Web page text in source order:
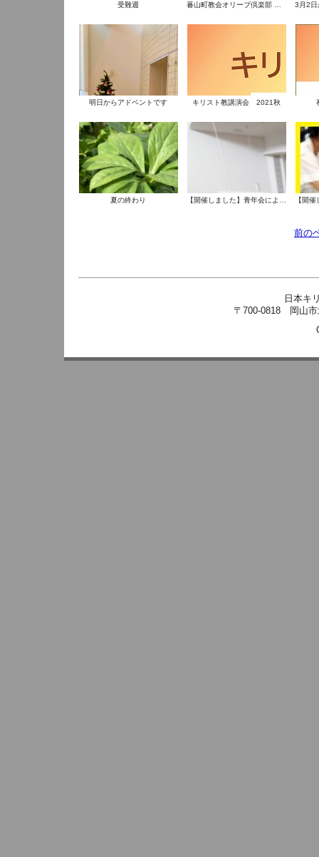
受難週
明日からアドベントです キリスト教講演会 2021秋
夏の終わり
前の
日本キ
〒700-0818 岡山市